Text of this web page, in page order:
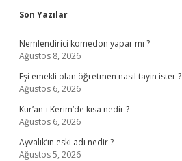
Sidebar
Son Yazılar
Nemlendirici komedon yapar mı ?
Ağustos 8, 2026
Eşi emekli olan öğretmen nasıl tayin ister ?
Ağustos 6, 2026
Kur’an-ı Kerim’de kısa nedir ?
Ağustos 6, 2026
Ayvalık’ın eski adı nedir ?
Ağustos 5, 2026